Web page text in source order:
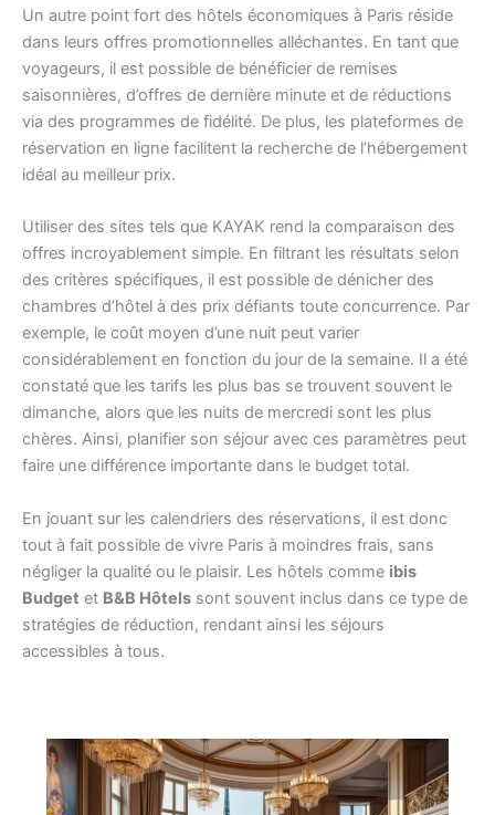
Un autre point fort des hôtels économiques à Paris réside
dans leurs offres promotionnelles alléchantes. En tant que
voyageurs, il est possible de bénéficier de remises
saisonnières, d’offres de dernière minute et de réductions
via des programmes de fidélité. De plus, les plateformes de
réservation en ligne facilitent la recherche de l’hébergement
idéal au meilleur prix.
Utiliser des sites tels que KAYAK rend la comparaison des
offres incroyablement simple. En filtrant les résultats selon
des critères spécifiques, il est possible de dénicher des
chambres d’hôtel à des prix défiants toute concurrence. Par
exemple, le coût moyen d’une nuit peut varier
considérablement en fonction du jour de la semaine. Il a été
constaté que les tarifs les plus bas se trouvent souvent le
dimanche, alors que les nuits de mercredi sont les plus
chères. Ainsi, planifier son séjour avec ces paramètres peut
faire une différence importante dans le budget total.
En jouant sur les calendriers des réservations, il est donc
tout à fait possible de vivre Paris à moindres frais, sans
négliger la qualité ou le plaisir. Les hôtels comme ibis
Budget et B&B Hôtels sont souvent inclus dans ce type de
stratégies de réduction, rendant ainsi les séjours
accessibles à tous.